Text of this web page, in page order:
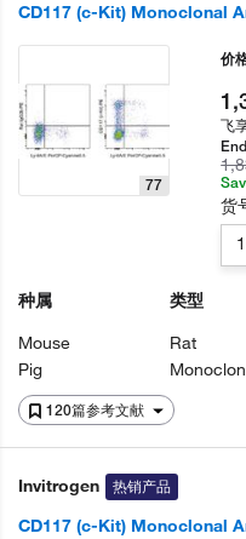
CD117 (c-Kit) Monoclonal
120篇参考文献
77
种属
Mouse
Pig
类型
Rat
价
飞
货
Invitrogen 热销产品
CD117 (c-Kit) Monoclonal